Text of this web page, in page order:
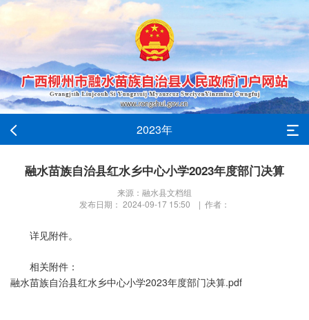
2023年
融水苗族自治县红水乡中心小学2023年度部门决算
来源：融水县文档组
发布日期： 2024-09-17 15:50 | 作者：
详见附件。
相关附件：
融水苗族自治县红水乡中心小学2023年度部门决算.pdf